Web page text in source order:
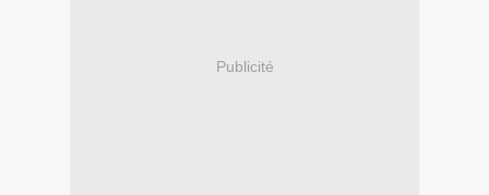
Publicité